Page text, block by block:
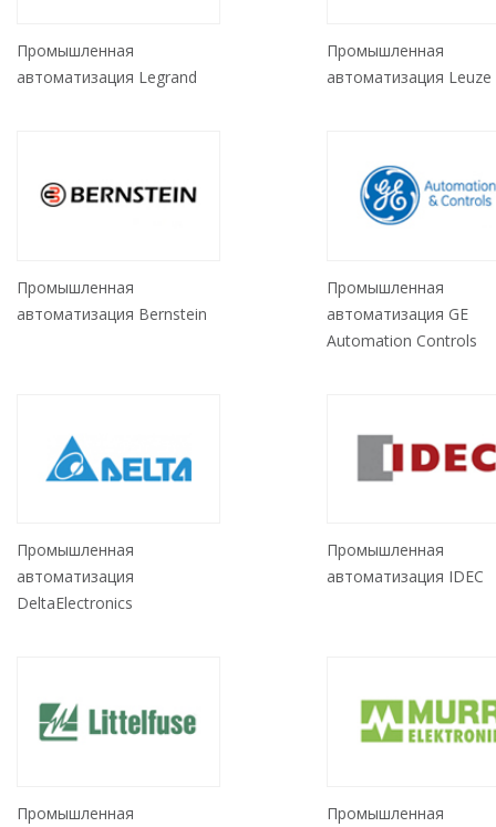
Промышленная
автоматизация Legrand
Промышленная
автоматизация Leuze
Промышленная
автоматизация Bernstein
Промышленная
автоматизация GE
Automation Controls
Промышленная
автоматизация
DeltaElectronics
Промышленная
автоматизация IDEC
Промышленная
Промышленная